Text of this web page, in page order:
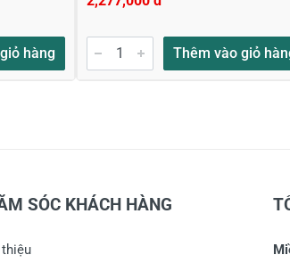
hàng Thêm vào giỏ
SÓC KHÁCH HÀNG